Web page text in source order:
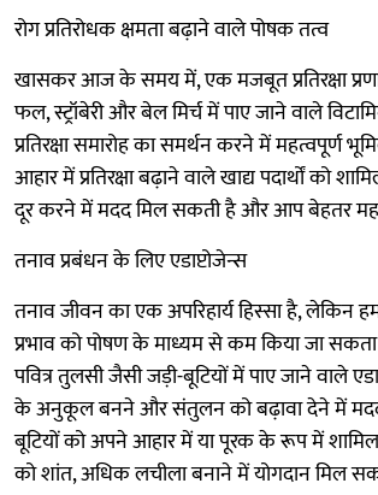
रोग प्रतिरोधक क्षमता बढ़ाने वाले पोषक तत्व
खासकर आज के समय में, एक मजबूत प्रतिरक्षा
फल, स्ट्रॉबेरी और बेल मिर्च में पाए जाने वाले
प्रतिरक्षा समारोह का समर्थन करने में महत्वपूर्ण
आहार में प्रतिरक्षा बढ़ाने वाले खाद्य पदार्थों को
दूर करने में मदद मिल सकती है और आप बेहतर
तनाव प्रबंधन के लिए एडाप्टोजेन्स
तनाव जीवन का एक अपरिहार्य हिस्सा है, लेकिन
प्रभाव को पोषण के माध्यम से कम किया जा
पवित्र तुलसी जैसी जड़ी-बूटियों में पाए जाने वाले
के अनुकूल बनने और संतुलन को बढ़ावा देने में
बूटियों को अपने आहार में या पूरक के रूप में शामिल
को शांत, अधिक लचीला बनाने में योगदान मिल